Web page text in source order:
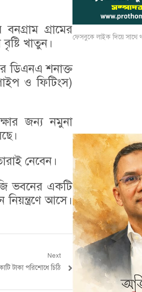
গ্রামের
খাতুন।
ডিএনএ শনাক্ত
ও ফিটিংস)
জন্য নমুনা
নেবেন।
ভবনের একটি
আসে।
Next
টাকা পরিশোধে চিঠি
ফেসবুকে লাইক দিয়ে সাথে